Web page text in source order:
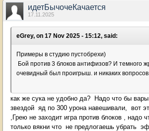
идетБычочеКачается
17.11.2025
eGrey, on 17 Nov 2025 - 15:12, said:
Примеры в студию пустобрехи)
Бой против 3 блоков антифизов? И темного
очевидный был проигрыш. и никаких
как же сука не удобно да? Надо что бы
звездой яд по 300 урона навешивали, вот
,Грею не заходит игра против блоков , надо
только вякни что не предлогаешь убрать